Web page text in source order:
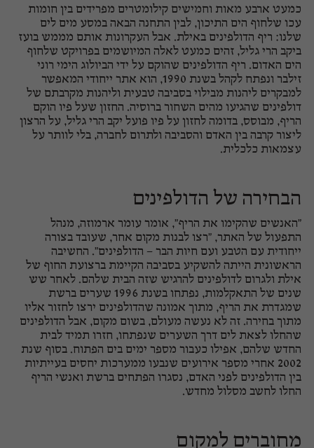
כמעט ארבע מאות וחמישים קילומטרים מפרידים בין חומות
עכו שלחוף הים התיכון, לבין התחנה הבאה במסע מים לים
שלנו: ריף הדולפינים באילת. אבל העקרונות אותם מממש בועז
ביקב הרי גליל, זהים כמעט לאלה המיושמים בפרויקט שלחוף
הים האדום. ריף הדולפינים שהוקם על ידי הביולוג הימי רוני
זילבר ונפתח לקהל בשנת 1990, הוא אתר ייחודי המאפשר
למבקרים ליהנות מבילוי בסביבה טבעית וליהנות מקרבתם של
דולפינים שהגיעו מהים השחור ברוסיה. החזון שעל פיו הוקם
הריף, מבוסס, בדומה לחזון על פיו פועל יקב הרי גליל, על הרצון
ליצור קרבה בין האדם והסביבה ולתרום לחברה, בלי לוותר על
עצמאות כלכלית.
הבחירה של הדולפינים
"האנשים שהקימו את הריף", אומר עומר ארמוזה, מנהל
התפעול של האתר, "רצו לבנות מקום אחר, שעובד בצורה
ייחודית עם הטבע ועם חיות הבר – הדולפינים". החשיבה
הראשונית הייתה להשקיע בסביבה הקיימת ברצועת החוף של
אילת ולגרום לדולפינים להרגיש שזה הבית שלהם. לאחר שש
שנים של התאקלמות, נפתחו בשנת 1996 שערים ברשת
שמגדרת את הריף, מתוך אמונה שהדולפינים ירצו לחזור אליו
מתוך בחירה. זה לא נעשה מעולם, בשום מקום, אבל הדולפינים
שהחלו לצאת לים דרך השערים שנפתחו, חזרו תמיד לבית
החדש שלהם, אפילו כעבור מספר ימים בים הפתוח. בסוף שנת
2002 אחרי מספר אירועים שנבעו ממערכות יחסים בעייתיות
בין הדולפינים לפני האדם, נסגרו הפתחים ברשת ואנשי הריף
החלו לחשב מסלול מחדש.
מחוברים למקום